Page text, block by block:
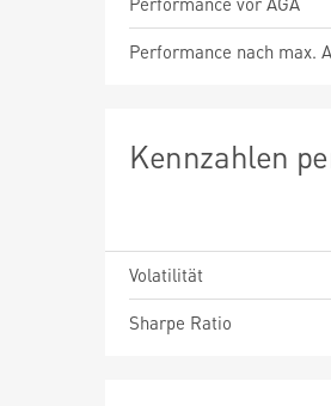
Performance nach max.
Kennzahlen
Volatilität
Sharpe Ratio